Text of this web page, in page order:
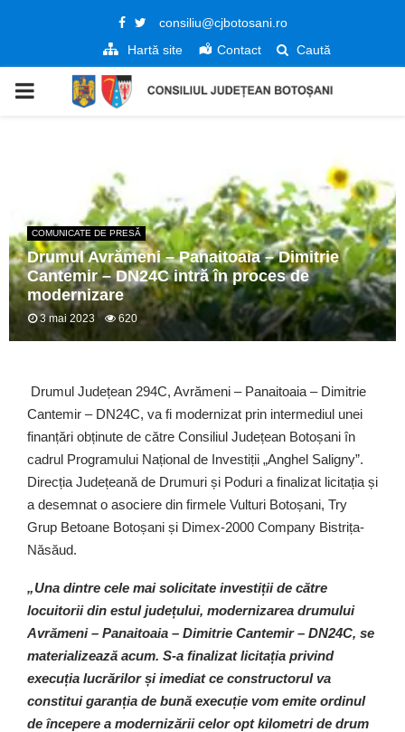
Facebook
Twitter
consiliu@cjbotosani.ro
Hartă site
Contact Caută
PRIMARY
COMUNICATE DE PRESĂ
Drumul Avrămeni – Panaitoaia – Dimitrie
Cantemir – DN24C intră în proces de
modernizare
3 mai 2023 620
Drumul Județean 294C, Avrămeni – Panaitoaia – Dimitrie
Cantemir – DN24C, va fi modernizat prin intermediul unei
finanțări obținute de către Consiliul Județean Botoșani în
cadrul Programului Național de Investiții „Anghel Saligny”.
Direcția Județeană de Drumuri și Poduri a finalizat licitația și
a desemnat o asociere din firmele Vulturi Botoșani, Try
Grup Betoane Botoșani și Dimex-2000 Company Bistrița-
Năsăud.
„Una dintre cele mai solicitate investiții de către
locuitorii din estul județului, modernizarea drumului
Avrămeni – Panaitoaia – Dimitrie Cantemir – DN24C, se
materializează acum. S-a finalizat licitația privind
execuția lucrărilor și imediat ce constructorul va
constitui garanția de bună execuție vom emite ordinul
de începere a modernizării celor opt kilometri de drum